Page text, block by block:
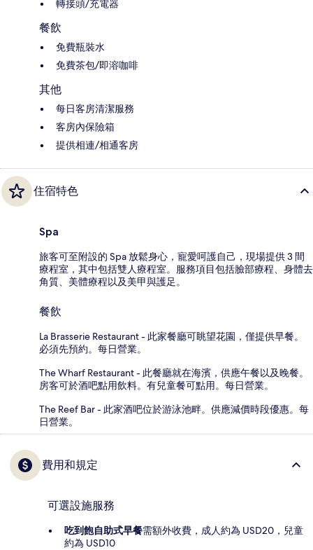
轉接頭/充電器
餐飲
免費瓶裝水
免費茶包/即溶咖啡
其他
每日客房清潔服務
客房內保險箱
提供相連/相通客房
住宿特色
Spa
旅客可至附設的 Spa 放鬆身心，寵愛呵護自己，現場提供 3 間
療程室，其中包括雙人療程室。服務項目包括臉部療程、身體去
角質、美體療程以及美甲與護足。
餐飲
La Brasserie Restaurant - 此家餐廳可眺望花園，僅提供早餐。
必須先預約。每日營業。
The Wharf Restaurant - 此餐廳就在海濱，供應午餐以及晚餐。
房客可於酒吧點用飲料。有兒童餐可點用。每日營業。
The Reef Bar - 此家酒吧位於游泳池畔。供應減價時段優惠。每
日營業。
費用和規定
可選設施服務
吃到飽自助式早餐需額外收費，成人約為 USD20，兒童
約為 USD10